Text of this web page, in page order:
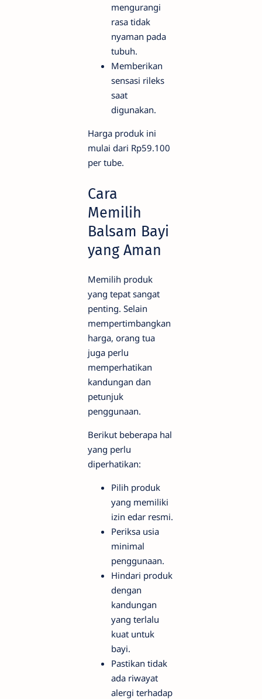
mengurangi
rasa tidak
nyaman pada
tubuh.
Memberikan
sensasi rileks
saat
digunakan.
Harga produk ini
mulai dari Rp59.100
per tube.
Cara
Memilih
Balsam Bayi
yang Aman
Memilih produk
yang tepat sangat
penting. Selain
mempertimbangkan
harga, orang tua
juga perlu
memperhatikan
kandungan dan
petunjuk
penggunaan.
Berikut beberapa hal
yang perlu
diperhatikan:
Pilih produk
yang memiliki
izin edar resmi.
Periksa usia
minimal
penggunaan.
Hindari produk
dengan
kandungan
yang terlalu
kuat untuk
bayi.
Pastikan tidak
ada riwayat
alergi terhadap